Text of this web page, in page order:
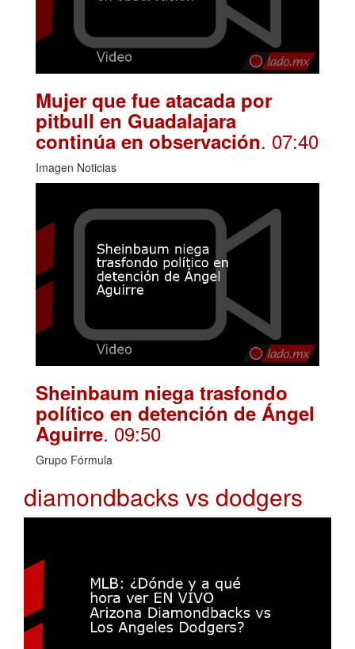
Mujer que fue atacada por
pitbull en Guadalajara
continúa en observación. 07:40
Imagen Noticias
Sheinbaum niega trasfondo
político en detención de Ángel
Aguirre. 09:50
Grupo Fórmula
diamondbacks vs dodgers